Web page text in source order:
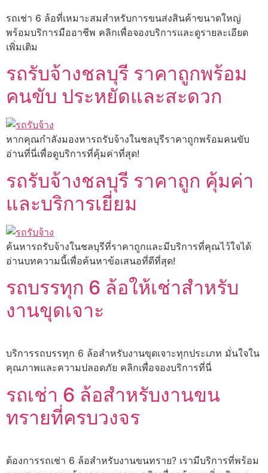
รถเช่า 6 ล้อที่เหมาะสมสำหรับการขนส่งสินค้าขนาดใหญ่
พร้อมบริการมืออาชีพ คลิกเพื่อจองบริการและดูรายละเอียด
เพิ่มเติม
รถรับจ้างชลบุรี ราคาถูกพร้อม
คนขับ ประหยัดและสะดวก
หากคุณกำลังมองหารถรับจ้างในชลบุรีราคาถูกพร้อมคนขับ
อ่านที่นี่เพื่อดูบริการที่คุ้มค่าที่สุด!
รถรับจ้างชลบุรี ราคาถูก คุ้มค่า
และบริการเยี่ยม
ค้นหารถรับจ้างในชลบุรีที่ราคาถูกและมีบริการที่คุณไว้ใจได้
อ่านบทความนี้เพื่อค้นหาข้อเสนอที่ดีที่สุด!
รถบรรทุก 6 ล้อให้เช่าสำหรับ
งานขุดเจาะ
บริการรถบรรทุก 6 ล้อสำหรับงานขุดเจาะทุกประเภท มั่นใจใน
คุณภาพและความปลอดภัย คลิกเพื่อจองบริการที่นี่
รถเช่า 6 ล้อสำหรับงานขน
ทรายที่ครบวงจร
ต้องการรถเช่า 6 ล้อสำหรับงานขนทราย? เรามีบริการที่พร้อม